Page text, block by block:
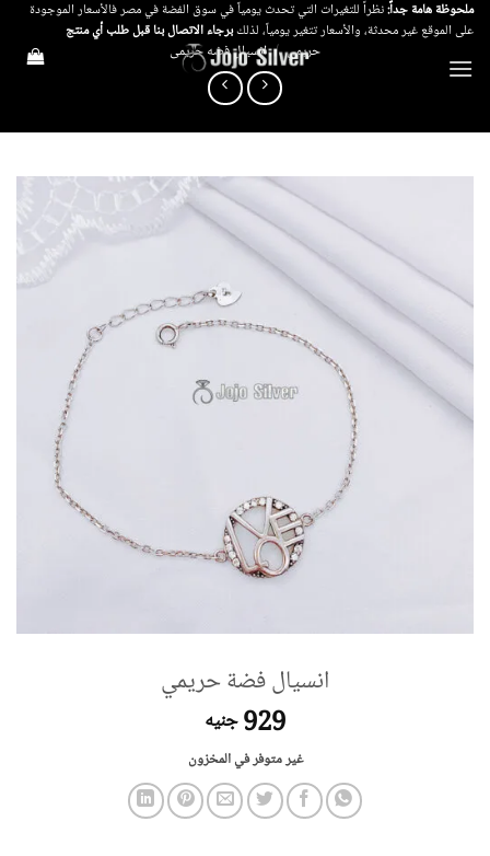
تخطي
للمحتوى
ملحوظة هامة جداً:نظراً للتغيرات التي تحدث يومياً في سوق الفضة في مصر فالأسعار الموجودة
على الموقع غير محدثة، والأسعار تتغير يومياً، لذلكبرجاء الاتصال بنا قبل طلب أي منتج
حريمي / انسيال فضه حريمى
انسيال فضة حريمي
929 جنيه
غير متوفر في المخزون